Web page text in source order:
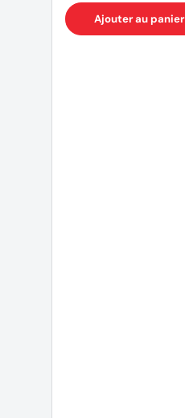
Ajouter au panier